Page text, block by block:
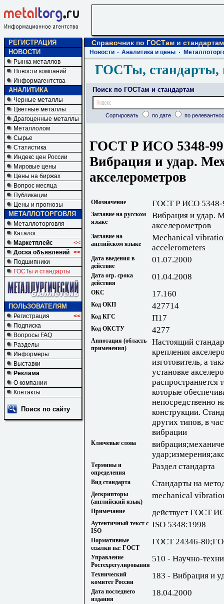
РЕГИСТРАЦИЯ
НОВОСТИ
Рынка металлов
Новости компаний
Информагентства
АНАЛИТИКА
Черные металлы
Цветные металлы
Драгоценные металлы
Металлолом
Сырье
Статистика
Индекс цен России
Мировые цены
Цены на биржах
Вопрос месяца
Публикации
Цены и прогнозы
МЕТАЛЛОТОРГОВЛЯ
Металлоторговля
Каталог
Маркетплейс
<<
Доска объявлений <<
Подшипники
ГОСТы и стандарты
ПОЛЬЗОВАТЕЛЯМ
Регистрация
<<
Подписка
Вопросы FAQ
Разделы
Информеры
Выставки
Реклама
О компании
Контакты
Поиск по сайту
Справочник по ГОСТам и стандартам
Новости Аналитика и цены
ГОСТы, стандарты,
Поиск по ГОСТам и стандартам
Сортировать по дате по
ГОСТ Р ИСО 5348-99
Вибрация и удар.
акселерометров
Обозначение ГОСТ Р ИСО 5348-
Заглавие на русском
языке
Вибрация и удар.
акселерометров
Заглавие на
английском языке
Mechanical
accelerometers
Дата введения в
действие
01.07.2000
Дата огр. срока
действия
01.04.2008
ОКС 17.160
Код ОКП 427714
Код КГС П17
Код ОКСТУ 4277
Аннотация (область
применения)
Настоящий
крепления
изготовитель, а
установке
распространяется
которые
непосредственно
конструкции.
других типов, в
вибрации
Ключевые слова
Термины и
определения
Раздел стандарта
Вид стандарта Стандарты на
Дескрипторы
(английский язык)
mechanical
Примечание действует ГОСТ
Аутентичный текст с
ISO
ISO 5348:1998
Нормативные
ссылки на: ГОСТ
ГОСТ 24346-
Управление
Ростехрегулирования
510 - Научно-
Технический
комитет России
183 - Вибрация и
Дата последнего
издания
18.04.2000